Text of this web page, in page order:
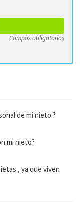
Campos obligatorios
de mi nieto ?
mi nieto?
, ya que viven